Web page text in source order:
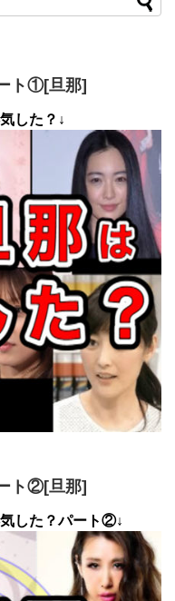
ト①[旦那]
した？↓
ト②[旦那]
した？パート②↓